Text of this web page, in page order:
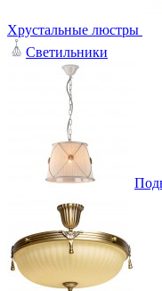
Хрустальные люстры
Светильники